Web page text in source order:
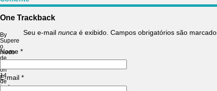
One Trackback
By
Supere
o
medo
de
on
14
de
junho
Seu e-mail nunca é exibido. Campos obrigatórios são
Nome *
E-mail *